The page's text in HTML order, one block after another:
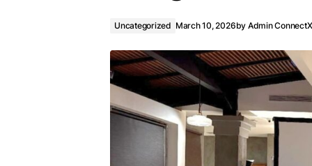
Uncategorized March 10, 2026by Admin ConnectX